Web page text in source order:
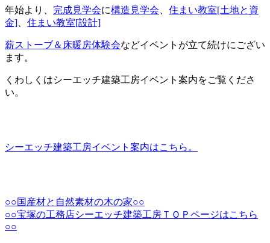
年始より、 完成見学会に構造見学会
住まい教室[土地と資
金]
住まい教室[設計]
薪ストーブ＆床暖房体験会などイベントが立て続けにござい
ます。
くわしくはシーエッチ建築工房イベント案内をご覧くださ
い。
シーエッチ建築工房イベント案内はこちら。
○○国産材と自然素材の木の家○○
○○宝塚の工務店シーエッチ建築工房ＴＯＰページはこちら
○○